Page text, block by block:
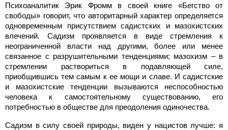
Психоаналитик Эрик Фромм в своей книге «Бегство от
свободы» говорит, что авторитарный характер определяется
одновременным присутствием садистских и мазохистских
влечений. Садизм проявляется в виде стремления к
неограниченной власти над другими, более или менее
связанное с разрушительными тенденциями; мазохизм – в
стремлении раствориться в подавляющей силе,
приобщившись тем самым к ее мощи и славе. И садистские
и мазохистские тенденции вызываются неспособностью
человека к самостоятельному существованию, его
потребностью в обществе для преодоления одиночества.
Садизм в силу своей природы, виден у нацистов лучше: я